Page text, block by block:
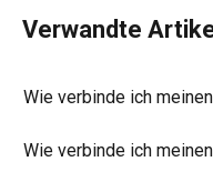
Verwandte
Wie verbinde ich
Wie verbinde ich